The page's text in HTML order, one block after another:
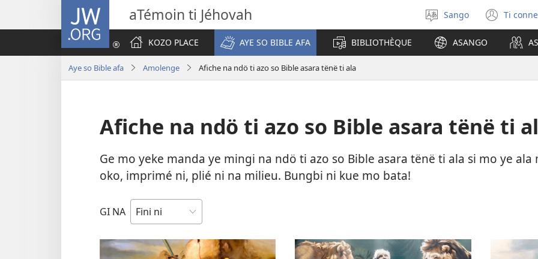
JW.ORG aTémoin ti Jéhovah
Soro
mbeni
yanga
ti
Sango Ti (zi
fini
KOZO PLACE
AYE SO BIBLE AFA BIBLIOTHÈQUE ASANGO
Aye so Bible afa Amolenge Afiche na ndö ti azo so Bible asara tënë ti ala
Afiche na ndö ti azo so Bible asara tënë ti
Ge mo yeke manda ye mingi na ndö ti azo so Bible asara tënë ti ala si mo ye
oko, imprimé ni, plié ni na milieu. Bungbi ni kue mo bata!
GI NA